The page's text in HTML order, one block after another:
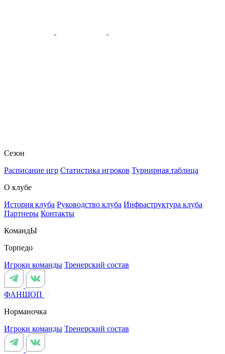
Сезон
Расписание игр Статистика игроков Турнирная таблица
О клубе
История клуба Руководство клуба Инфраструктура клуба
Партнеры Контакты
КомандЫ
Торпедо
Игроки команды Тренерский состав
ФАНШОП
Норманочка
Игроки команды Тренерский состав